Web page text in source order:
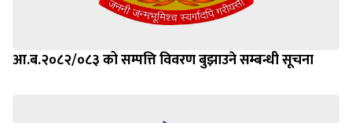
आ.ब.२०८२/०८३ को सम्पत्ति विवरण बुझाउने सम्बन्धी सूचना